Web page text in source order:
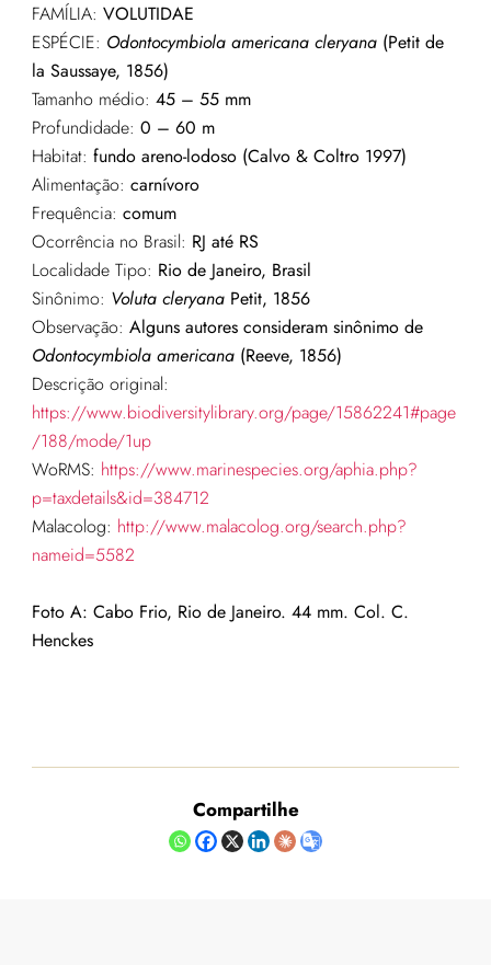
FAMÍLIA: VOLUTIDAE
ESPÉCIE: Odontocymbiola americana cleryana(Petit de
la Saussaye, 1856)
Tamanho médio: 45 – 55 mm
Profundidade: 0 – 60 m
Habitat: fundo areno-lodoso (Calvo & Coltro 1997)
Alimentação: carnívoro
Frequência: comum
Ocorrência no Brasil: RJ até RS
Localidade Tipo: Rio de Janeiro, Brasil
Sinônimo: Voluta cleryana Petit, 1856
Observação: Alguns autores consideram sinônimo de
Odontocymbiola americana(Reeve, 1856)
Descrição original:
https://www.biodiversitylibrary.org/page/15862241#page
/188/mode/1up
WoRMS: https://www.marinespecies.org/aphia.php?
p=taxdetails&id=384712
Malacolog: http://www.malacolog.org/search.php?
nameid=5582
Foto A: Cabo Frio, Rio de Janeiro. 44 mm. Col. C.
Henckes
Compartilhe